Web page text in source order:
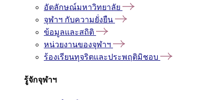
อัตลักษณ์มหาวิทยาลัย
จุฬาฯ กับความยั่งยืน
ข้อมูลและสถิติ
หน่วยงานของจุฬาฯ
ร้องเรียนทุจริตและประพฤติมิชอบ
รู้จักจุฬาฯ